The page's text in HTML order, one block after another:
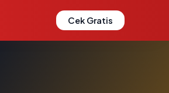
Cek Gratis